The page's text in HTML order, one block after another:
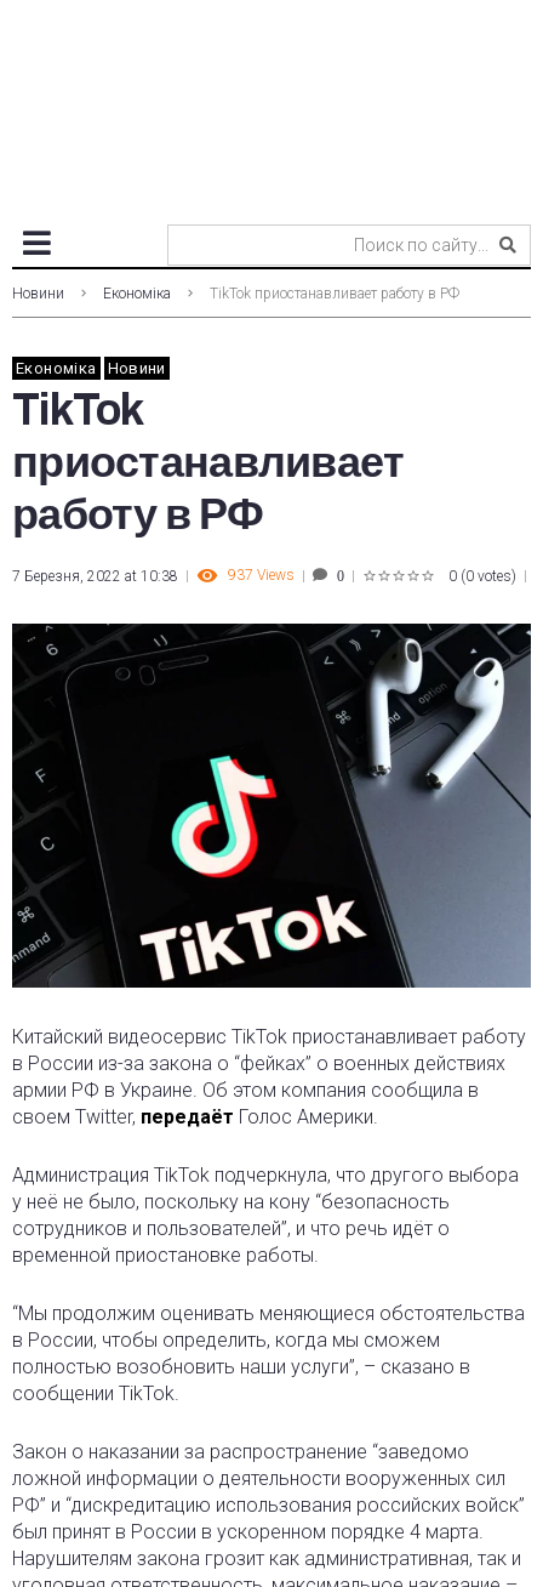
Новини Економіка TikTok приостанавливает работу в РФ
Економіка Новини
TikTok
приостанавливает
работу в РФ
7 Березня, 2022 at 10:38 937 Views 0 0 (0 votes)
Китайский видеосервис TikTok приостанавливает работу
в России из-за закона о “фейках” о военных действиях
армии РФ в Украине. Об этом компания сообщила в
своем Twitter, передаёт Голос Америки.
Администрация TikTok подчеркнула, что другого выбора
у неё не было, поскольку на кону “безопасность
сотрудников и пользователей”, и что речь идёт о
временной приостановке работы.
“Мы продолжим оценивать меняющиеся обстоятельства
в России, чтобы определить, когда мы сможем
полностью возобновить наши услуги”, – сказано в
сообщении TikTok.
Закон о наказании за распространение “заведомо
ложной информации о деятельности вооруженных сил
РФ” и “дискредитацию использования российских войск”
был принят в России в ускоренном порядке 4 марта.
Нарушителям закона грозит как административная, так и